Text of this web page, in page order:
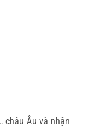
châu Âu và nhận